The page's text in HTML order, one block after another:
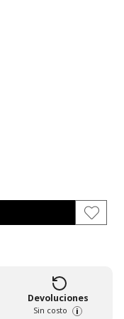
Devoluciones
Sin costo i